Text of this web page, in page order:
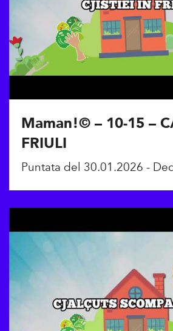
Maman!© – 10-15 –
FRIULI
Puntata del 30.01.2026 -